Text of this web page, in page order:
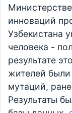
инноваций
Узбекистана
человека -
результате
жителей
мутаций,
Результаты